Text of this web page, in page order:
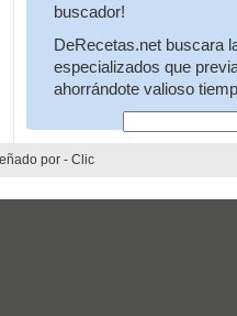
buscador!
DeRecetas.net buscara
especializados que
ahorrándote valioso
por - Clic